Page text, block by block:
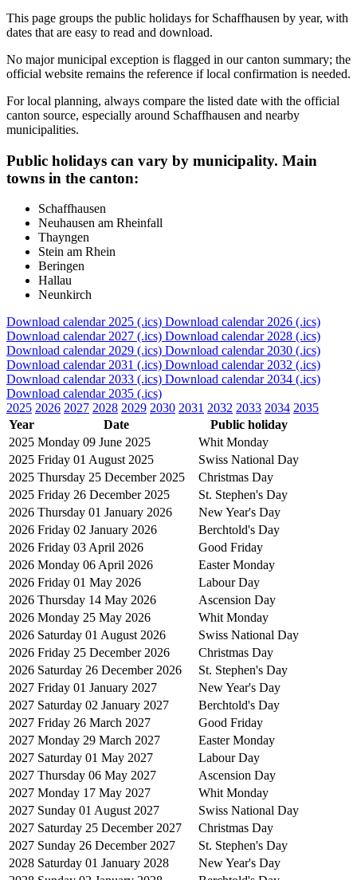
This page groups the public holidays for Schaffhausen by year, with
dates that are easy to read and download.
No major municipal exception is flagged in our canton summary; the
official website remains the reference if local confirmation is needed.
For local planning, always compare the listed date with the official
canton source, especially around Schaffhausen and nearby
municipalities.
Public holidays can vary by municipality. Main
towns in the canton:
Schaffhausen
Neuhausen am Rheinfall
Thayngen
Stein am Rhein
Beringen
Hallau
Neunkirch
Download calendar 2025 (.ics) Download calendar 2026 (.ics)
Download calendar 2027 (.ics) Download calendar 2028 (.ics)
Download calendar 2029 (.ics) Download calendar 2030 (.ics)
Download calendar 2031 (.ics) Download calendar 2032 (.ics)
Download calendar 2033 (.ics) Download calendar 2034 (.ics)
Download calendar 2035 (.ics)
2025 2026 2027 2028 2029 2030 2031 2032 2033 2034 2035
Year
Date
Public holiday
2025 Monday 09 June 2025
Whit Monday
2025 Friday 01 August 2025
Swiss National Day
2025 Thursday 25 December 2025
Christmas Day
2025 Friday 26 December 2025
St. Stephen's Day
2026 Thursday 01 January 2026
New Year's Day
2026 Friday 02 January 2026
Berchtold's Day
2026 Friday 03 April 2026
Good Friday
2026 Monday 06 April 2026
Easter Monday
2026 Friday 01 May 2026
Labour Day
2026 Thursday 14 May 2026
Ascension Day
2026 Monday 25 May 2026
Whit Monday
2026 Saturday 01 August 2026
Swiss National Day
2026 Friday 25 December 2026
Christmas Day
2026 Saturday 26 December 2026
St. Stephen's Day
2027 Friday 01 January 2027
New Year's Day
2027 Saturday 02 January 2027
Berchtold's Day
2027 Friday 26 March 2027
Good Friday
2027 Monday 29 March 2027
Easter Monday
2027 Saturday 01 May 2027
Labour Day
2027 Thursday 06 May 2027
Ascension Day
2027 Monday 17 May 2027
Whit Monday
2027 Sunday 01 August 2027
Swiss National Day
2027 Saturday 25 December 2027
Christmas Day
2027 Sunday 26 December 2027
St. Stephen's Day
2028 Saturday 01 January 2028
New Year's Day